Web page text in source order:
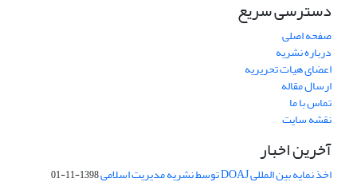
دسترسی سریع
صفحه اصلی
درباره نشریه
اعضای هیات تحریریه
ارسال مقاله
تماس با ما
نقشه سایت
آخرین اخبار
اخذ نمایه بین المللی DOAJ توسط نشریه مدیریت اسلامی 1398-11-01